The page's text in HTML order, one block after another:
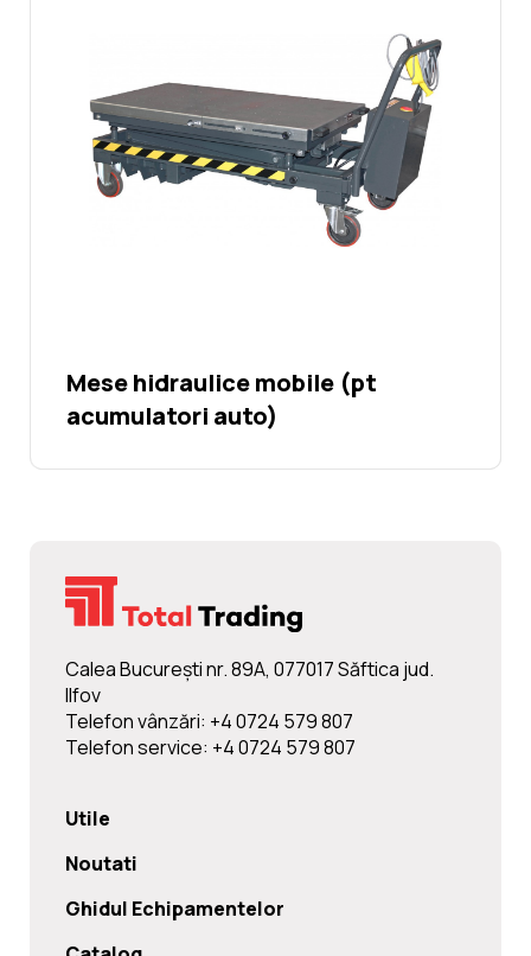
Mese hidraulice mobile (pt
acumulatori auto)
Calea Bucureşti nr. 89A, 077017 Săftica jud.
Ilfov
Telefon vânzări: +4 0724 579 807
Telefon service: +4 0724 579 807
Utile
Noutati
Ghidul Echipamentelor